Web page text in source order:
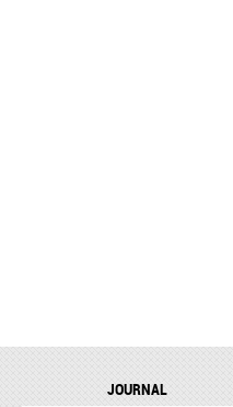
JOURNAL